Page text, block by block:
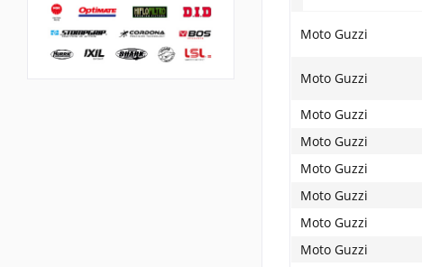
Moto Guzzi
Moto Guzzi
Moto Guzzi
Moto Guzzi
Moto Guzzi
Moto Guzzi
Moto Guzzi
Moto Guzzi